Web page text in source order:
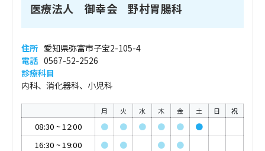
医療法人 御幸会 野村胃腸科
住所 愛知県弥富市子宝2-105-4
電話 0567-52-2526
診療科目
内科、消化器科、小児科
月 火 水 木 金 土 日 祝
08:30 ~12:00 ● ● ● ● ●
●
16:30 ~19:00 ● ● ● ●